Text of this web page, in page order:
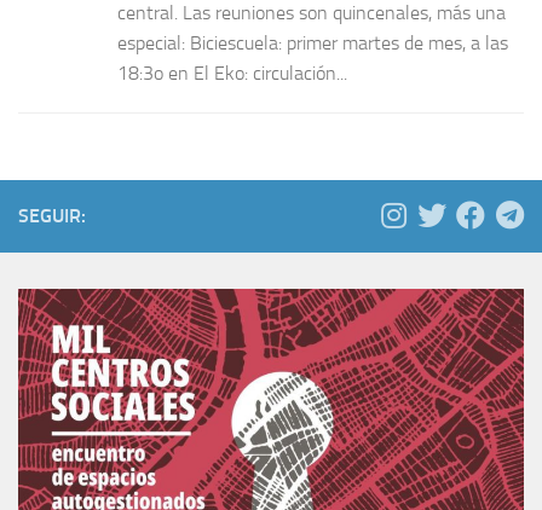
central. Las reuniones son quincenales, más una
especial: Biciescuela: primer martes de mes, a las
18:3o en El Eko: circulación...
SEGUIR: